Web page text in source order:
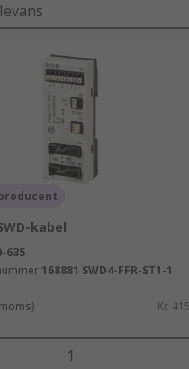
kabel
635
168881 SWD4-FFR-ST1-1
Kr.